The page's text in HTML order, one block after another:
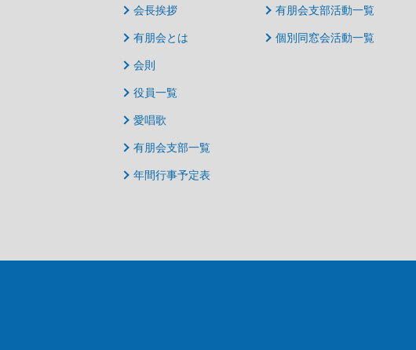
会長挨拶
有朋会とは
会則
役員一覧
愛唱歌
有朋会支部一覧
年間行事予定表
有朋会支部活動一覧
個別同窓会活動一覧